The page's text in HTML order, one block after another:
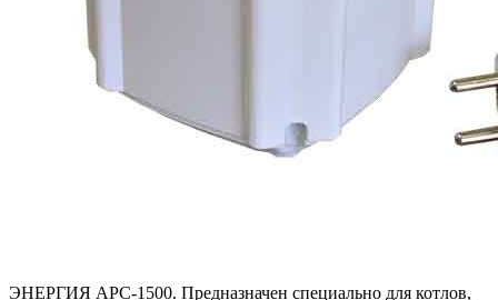
ЭНЕРГИЯ АРС-1500. Предназначен специально для котлов,